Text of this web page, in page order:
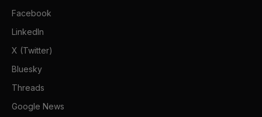
Facebook
LinkedIn
X (Twitter)
Bluesky
Threads
Google News